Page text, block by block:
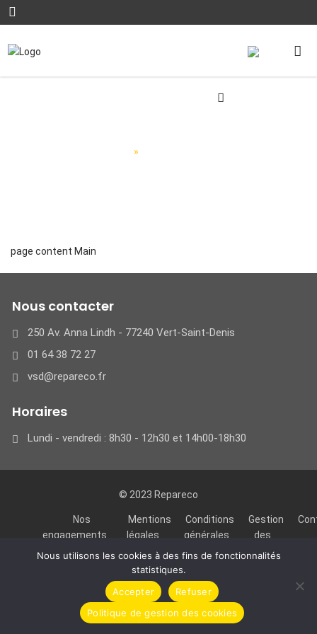
»
page content Main
Nous contacter
250 Av. Anna Lindh - 77240 Vert-Saint-Denis
01 64 38 72 27
vsd@repareco.fr
Horaires
Lundi - vendredi : 8h30 - 12h30 et 14h00-18h30
© 2023 Repareco
Nos
engagements
Mentions
légales
Conditions
générales
de
locations
Gestion
des
cookies
Nous utilisons les cookies à des fins de fonctionnalités
statistiques.
Accepter
Refuser
Politique de gestion des cookies